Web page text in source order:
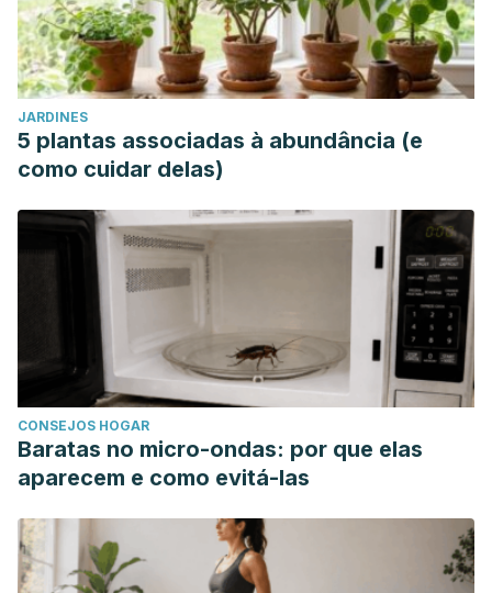
JARDINES
5 plantas associadas à abundância (e
como cuidar delas)
CONSEJOS HOGAR
Baratas no micro-ondas: por que elas
aparecem e como evitá-las